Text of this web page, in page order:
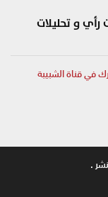
رأي و تحليلات
في قناة الشبيبة
.